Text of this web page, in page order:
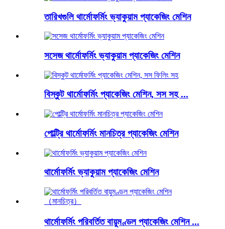
তারিখগুলি থার্মোফর্মিং ভ্যাকুয়াম প্যাকেজিং মেশিন
সসেজ থার্মোফর্মিং ভ্যাকুয়াম প্যাকেজিং মেশিন
বিস্কুট থার্মোফর্মিং প্যাকেজিং মেশিন, সস সহ ...
পোল্ট্রি থার্মোফর্মিং মানচিত্র প্যাকেজিং মেশিন
থার্মোফর্মিং ভ্যাকুয়াম প্যাকেজিং মেশিন
থার্মোফর্মিং পরিবর্তিত বায়ুমণ্ডল প্যাকেজিং মেশিন ...